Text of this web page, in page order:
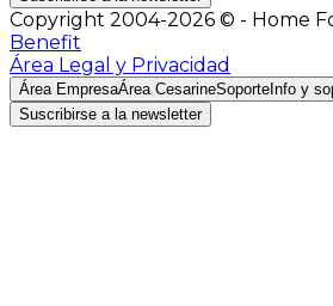
Copyright 2004-2026 © - Home
Benefit
Área Legal y Privacidad
Área EmpresaÁrea CesarineSoporte Info y
Suscribirse a la newsletter